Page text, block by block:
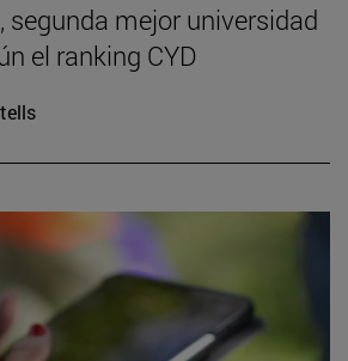
segunda mejor universidad
el ranking CYD